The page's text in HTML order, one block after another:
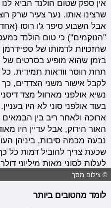
אין ספק שטום הולנד הביא
שרצינו אותו. נער צעיר שרק
אבל השבוע סיפר ג'ו רוסו
"הנוקמים") כי טום הולנד
שהזכויות לדמותו של ספיידרמן
בזמן שהוא מופיע בסרטים של
תחת חוסר וודאות תמידית.
לקבל אישור משני הצדדים,
נשיא אולפני מארוול מצד
בעוד אולפני סוני לא היו
ארוכה ולאחר ריב בין הבמאים
האור הירוק, אבל עדיין היו
נבעה מכמה סיבות, ביניהן
שכעת צריך להוביל דמות כל
לעלות לסוני מאות מיליוני
© צילום מסך
לומד מהטובים ביותר